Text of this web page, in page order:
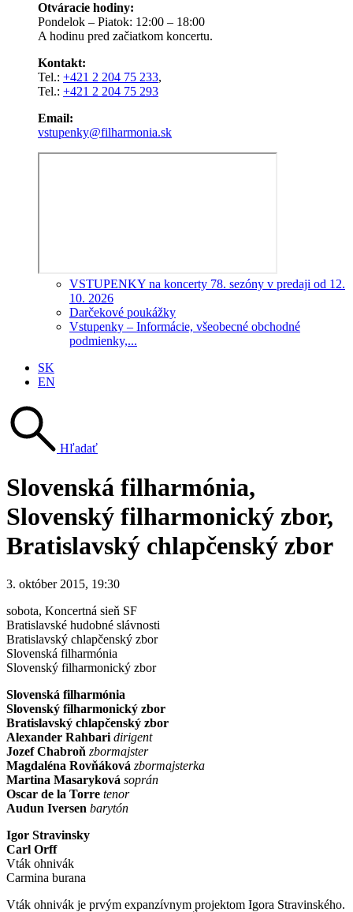
Otváracie hodiny:
Pondelok – Piatok: 12:00 – 18:00
A hodinu pred začiatkom koncertu.
Kontakt:
Tel.: +421 2 204 75 233,
Tel.: +421 2 204 75 293
Email:
vstupenky@filharmonia.sk
VSTUPENKY na koncerty 78. sezóny v predaji od 12.
10. 2026
Darčekové poukážky
Vstupenky – Informácie, všeobecné obchodné
podmienky,...
SK
EN
Hľadať
Slovenská filharmónia,
Slovenský filharmonický zbor,
Bratislavský chlapčenský zbor
3. október 2015, 19:30
sobota, Koncertná sieň SF
Bratislavské hudobné slávnosti
Bratislavský chlapčenský zbor
Slovenská filharmónia
Slovenský filharmonický zbor
Slovenská filharmónia
Slovenský filharmonický zbor
Bratislavský chlapčenský zbor
Alexander Rahbari dirigent
Jozef Chabroň zbormajster
Magdaléna Rovňáková zbormajsterka
Martina Masaryková soprán
Oscar de la Torre tenor
Audun Iversen barytón
Igor Stravinsky
Carl Orff
Vták ohnivák
Carmina burana
Vták ohnivák je prvým expanzívnym projektom Igora Stravinského.